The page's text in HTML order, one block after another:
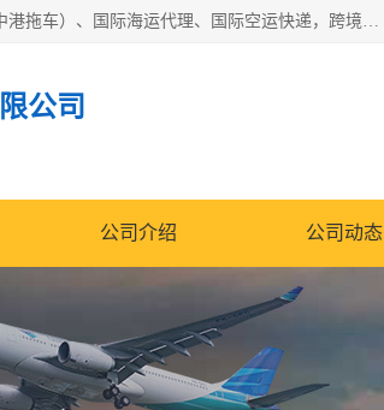
东莞市润丰国际货运代理有限公司提供中港运输（中港散货拼车、中港吨车、中港拖车）、国际海运代理、国际空运快递，跨境电商，亚马逊FBA，国内物流园服务，进出口报关，仓储，提供给客户整套运输解决方案和增值服务
公司
公司介绍 公司动态